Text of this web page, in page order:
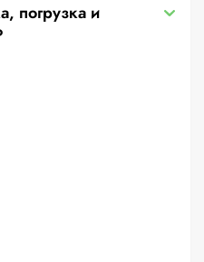
погрузка и